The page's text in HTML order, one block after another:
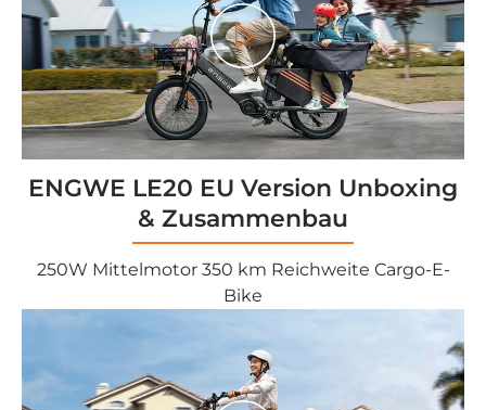
Play
ENGWE LE20 EU Version Unboxing
& Zusammenbau
250W Mittelmotor 350 km Reichweite Cargo-E-
Bike